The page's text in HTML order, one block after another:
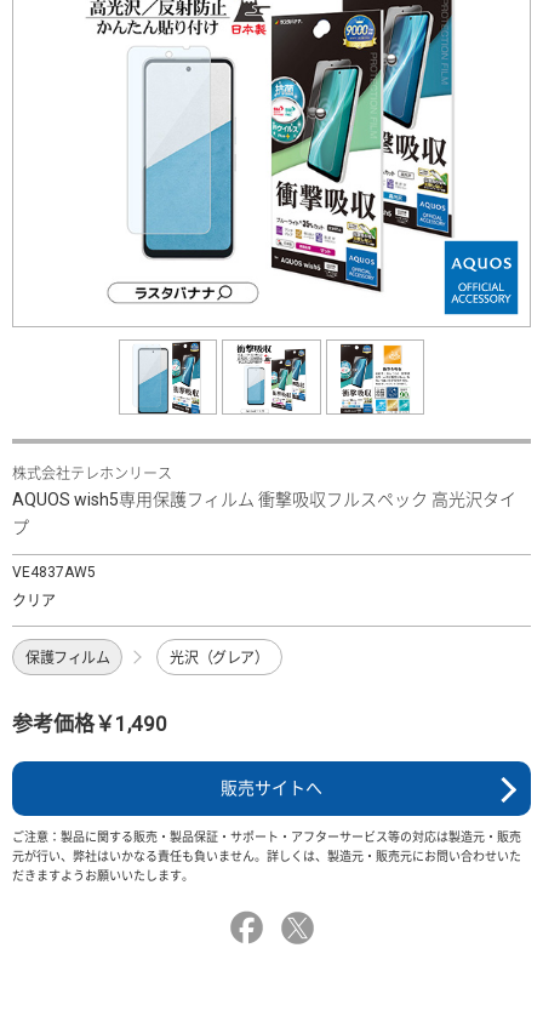
株式会社テレホンリース
AQUOS wish5専用保護フィルム 衝撃吸収フルスペック 高光沢タイ
プ
VE4837AW5
クリア
保護フィルム 光沢（グレア）
参考価格￥1,490
販売サイトへ
ご注意：製品に関する販売・製品保証・サポート・アフターサービス等の対応は製造元・販売
元が行い、弊社はいかなる責任も負いません。詳しくは、製造元・販売元にお問い合わせいた
だきますようお願いいたします。